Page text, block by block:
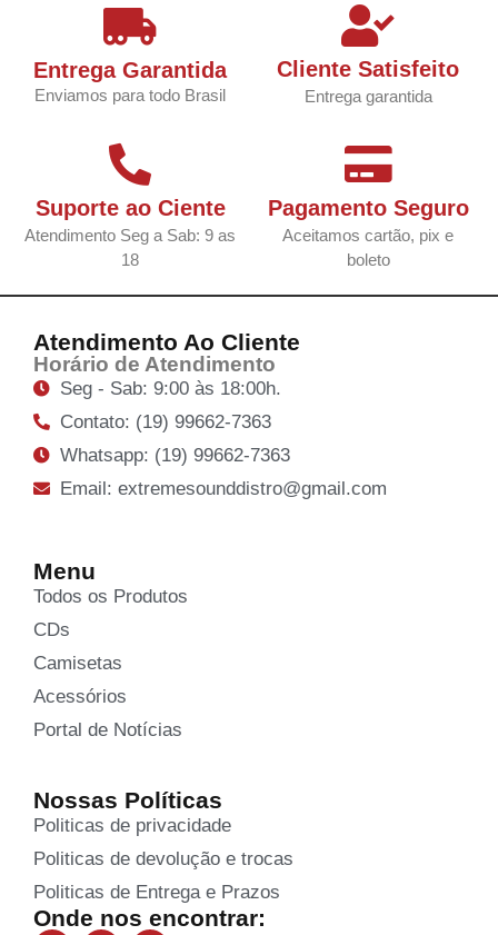
Entrega Garantida
Enviamos para todo Brasil
Cliente Satisfeito
Entrega garantida
Suporte ao Ciente
Atendimento Seg a Sab: 9 as
18
Pagamento Seguro
Aceitamos cartão, pix e
boleto
Atendimento Ao Cliente
Horário de Atendimento
Seg - Sab: 9:00 às 18:00h.
Contato: (19) 99662-7363
Whatsapp: (19) 99662-7363
Email: extremesounddistro@gmail.com
Menu
Todos os Produtos
CDs
Camisetas
Acessórios
Portal de Notícias
Nossas Políticas
Politicas de privacidade
Politicas de devolução e trocas
Politicas de Entrega e Prazos
Onde nos encontrar: